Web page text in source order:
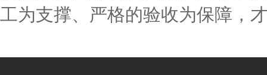
工为支撑、严格的验收为保障，